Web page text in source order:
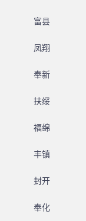
富县
凤翔
奉新
扶绥
福绵
丰镇
封开
奉化